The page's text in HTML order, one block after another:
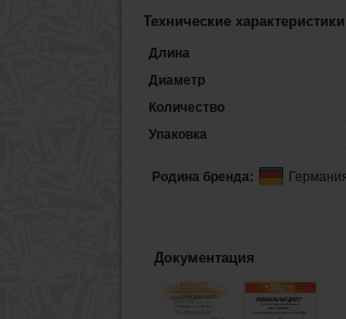
Технические характеристики
Длина
Диаметр
Количество
Упаковка
Родина бренда:
Документация